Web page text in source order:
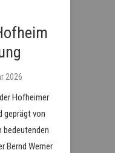
2026
Hofheimer
geprägt von
bedeutenden
Bernd Werner